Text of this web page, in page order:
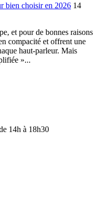
bien choisir en 2026 14
et pour de bonnes raisons
compacité et offrent une
haut-parleur. Mais
»...
14h à 18h30